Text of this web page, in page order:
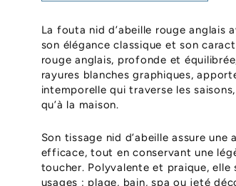
La fouta nid d’abeille rouge anglais
son élégance classique et son
rouge anglais, profonde et
rayures blanches graphiques,
intemporelle qui traverse les
qu’à la maison.
Son tissage nid d’abeille assure
efficace, tout en conservant une
toucher. Polyvalente et praique, elle
usages : plage, bain, spa ou jeté